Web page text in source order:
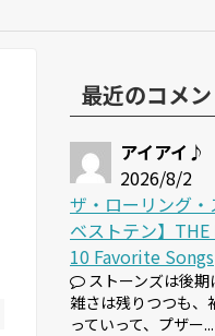
最近のコメン
アイアイ♪
2026/8/2
ザ・ローリング
ベストテン】
10 Favorite Songs
ストーンズは後
雑さは残りつつも、
っていって、プザー...